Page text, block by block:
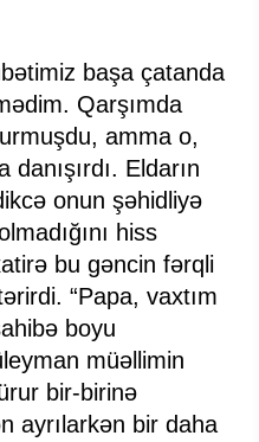
başa çatanda
Qarşımda
amma o,
Eldarın
onun şəhidliyə
hiss
bu gəncin fərqli
“Papa, vaxtım
boyu
müəllimin
bir-birinə
ayrılarkən bir daha